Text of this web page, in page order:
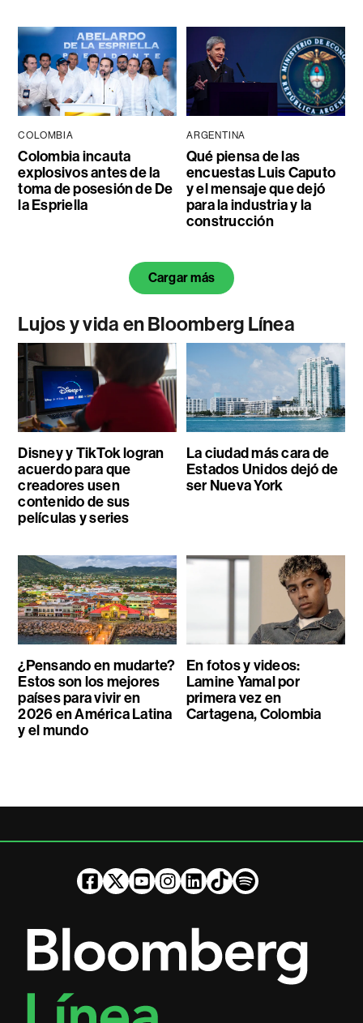
COLOMBIA
Colombia incauta
explosivos antes de la
toma de posesión de De
la Espriella
ARGENTINA
Qué piensa de las
encuestas Luis Caputo
y el mensaje que dejó
para la industria y la
construcción
Cargar más
Lujos y vida en Bloomberg Línea
Disney y TikTok logran
acuerdo para que
creadores usen
contenido de sus
películas y series
La ciudad más cara de
Estados Unidos dejó de
ser Nueva York
¿Pensando en mudarte?
Estos son los mejores
países para vivir en
2026 en América Latina
y el mundo
En fotos y videos:
Lamine Yamal por
primera vez en
Cartagena, Colombia